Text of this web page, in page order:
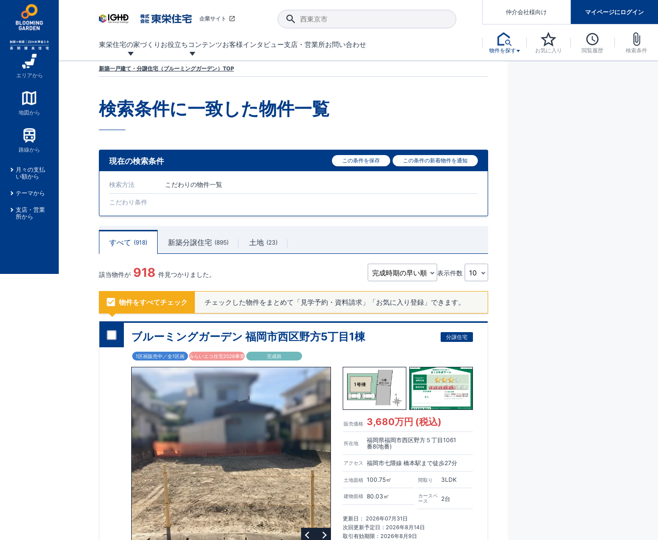
エリアから
地図から
路線から
月々の支払
い額から
テーマから
支店・営業
所から
企業サイト
東栄住宅の家づくり お役立ちコンテンツお客様インタビュー支店・営業所お問い合わせ
仲介会社様向け マイページにログイン
物件を探す お気に入り 閲覧履歴 検索条件
新築一戸建て・分譲住宅（ブルーミングガーデン）TOP
検索条件に一致した物件一覧
現在の検索条件 この条件を保存 この条件の新着物件を通知
検索方法 こだわりの物件一覧
こだわり条件
すべて 918 新築分譲住宅 895 土地 23
該当物件が 918 件見つかりました。 表示件数
物件をすべてチェック チェックした物件をまとめて「見学予約・資料請求」「お気に入り登録」できます。
ブルーミングガーデン 福岡市西区野方5丁目1棟 分譲住宅
1区画販売中／全1区画 みらいエコ住宅2026事業 完成前
販売価格 3,680万円 (税込)
所在地
福岡県福岡市西区野方５丁目1061
番8(地番)
アクセス 福岡市七隈線 橋本駅まで徒歩27分
土地面積 100.75㎡
建物面積 80.03㎡
間取り 3LDK
カースペ
ース
2台
更新日： 2026年07月31日
次回更新予定日：2026年8月14日
取引有効期限：2026年8月9日